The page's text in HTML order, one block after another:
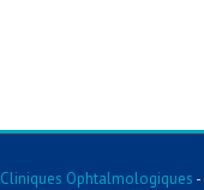
Cliniques Ophtalmologiques -